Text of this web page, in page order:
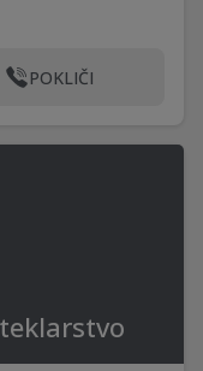
POKLIČI